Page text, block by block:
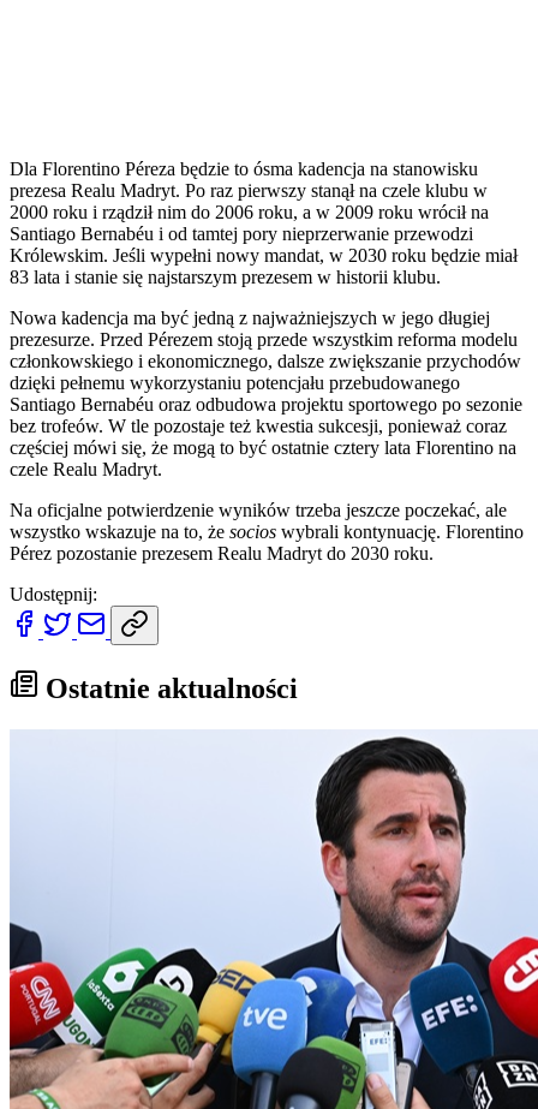
Dla Florentino Péreza będzie to ósma kadencja na stanowisku
prezesa Realu Madryt. Po raz pierwszy stanął na czele klubu w
2000 roku i rządził nim do 2006 roku, a w 2009 roku wrócił na
Santiago Bernabéu i od tamtej pory nieprzerwanie przewodzi
Królewskim. Jeśli wypełni nowy mandat, w 2030 roku będzie miał
83 lata i stanie się najstarszym prezesem w historii klubu.
Nowa kadencja ma być jedną z najważniejszych w jego długiej
prezesurze. Przed Pérezem stoją przede wszystkim reforma modelu
członkowskiego i ekonomicznego, dalsze zwiększanie przychodów
dzięki pełnemu wykorzystaniu potencjału przebudowanego
Santiago Bernabéu oraz odbudowa projektu sportowego po sezonie
bez trofeów. W tle pozostaje też kwestia sukcesji, ponieważ coraz
częściej mówi się, że mogą to być ostatnie cztery lata Florentino na
czele Realu Madryt.
Na oficjalne potwierdzenie wyników trzeba jeszcze poczekać, ale
wszystko wskazuje na to, że socios wybrali kontynuację. Florentino
Pérez pozostanie prezesem Realu Madryt do 2030 roku.
Udostępnij:
Ostatnie aktualności